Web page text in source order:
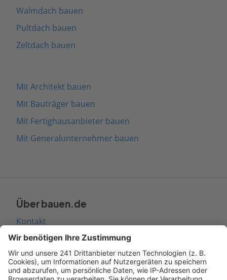
Walmdach bauen
Pultdach bauen
Zeltdach bauen
Mit Architekt bauen
Mit Bauträger bauen
Mit Fertighausanbieter bauen
Mit Generalunternehmer bauen
Über bauen.de
Kontakt
Seitenaufbau
Barrierefreiheit
Cookie Einstellungen